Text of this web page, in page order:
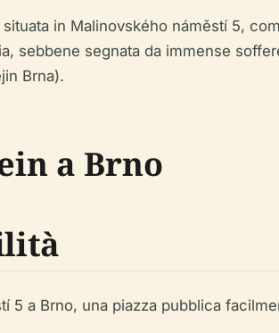
in Malinovského náměstí 5,
sebbene segnata da immense
Brna).
a Brno
5 a Brno, una piazza pubblica